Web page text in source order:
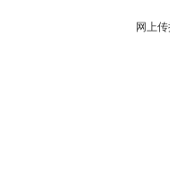
网上